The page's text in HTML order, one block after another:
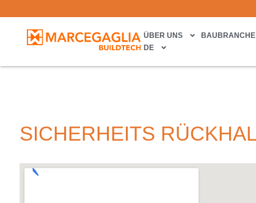
ÜBER UNS BAUBRANCHE
DE
SICHERHEITS